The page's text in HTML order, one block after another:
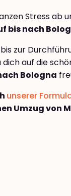
Stress ab
bis nach
zur
auf die
Bologna
unserer
Umzug von